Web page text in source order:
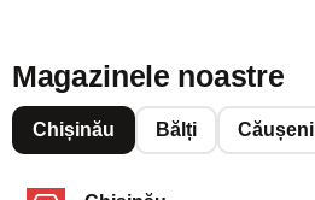
Magazinele noastre
Chișinău Bălți Căușeni